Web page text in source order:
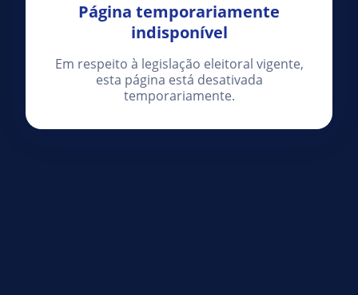
Página temporariamente
indisponível
Em respeito à legislação eleitoral vigente,
esta página está desativada
temporariamente.